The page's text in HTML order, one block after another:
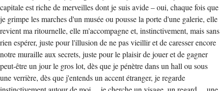
capitale est riche de merveilles dont je suis avide – oui, chaque fois que
je grimpe les marches d'un musée ou pousse la porte d'une galerie, elle
revient ma ritournelle, elle m'accompagne et, instinctivement, mais sans
rien espérer, juste pour l'illusion de ne pas vieillir et de caresser encore
notre muraille aux secrets, juste pour le plaisir de jouer et de gagner
peut-être un jour le gros lot, dès que je pénètre dans un hall ou sous
une verrière, dès que j'entends un accent étranger, je regarde